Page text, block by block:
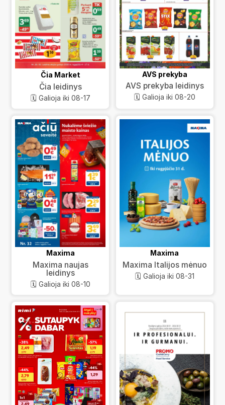
Čia Market
Čia leidinys
🗓️ Galioja iki 08-17
AVS prekyba
AVS prekyba leidinys
🗓️ Galioja iki 08-20
Maxima
Maxima naujas
leidinys
🗓️ Galioja iki 08-10
Maxima
Maxima Italijos mėnuo
🗓️ Galioja iki 08-31